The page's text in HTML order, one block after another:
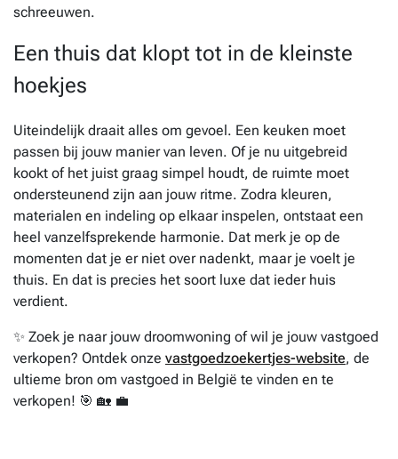
schreeuwen.
Een thuis dat klopt tot in de kleinste
hoekjes
Uiteindelijk draait alles om gevoel. Een keuken moet
passen bij jouw manier van leven. Of je nu uitgebreid
kookt of het juist graag simpel houdt, de ruimte moet
ondersteunend zijn aan jouw ritme. Zodra kleuren,
materialen en indeling op elkaar inspelen, ontstaat een
heel vanzelfsprekende harmonie. Dat merk je op de
momenten dat je er niet over nadenkt, maar je voelt je
thuis. En dat is precies het soort luxe dat ieder huis
verdient.
✨ Zoek je naar jouw droomwoning of wil je jouw vastgoed
verkopen? Ontdek onze vastgoedzoekertjes-website, de
ultieme bron om vastgoed in België te vinden en te
verkopen! 🎯 🏡 💼